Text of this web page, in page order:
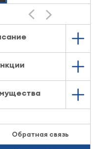
Обратная связь